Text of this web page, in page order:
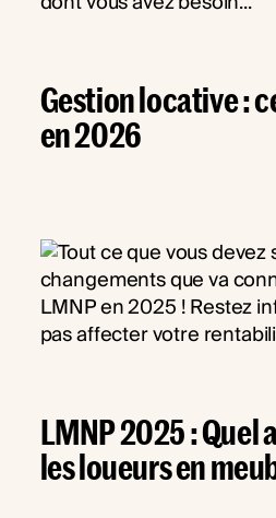
Gestion locative :
en 2026
LMNP 2025 : Quel
les loueurs en